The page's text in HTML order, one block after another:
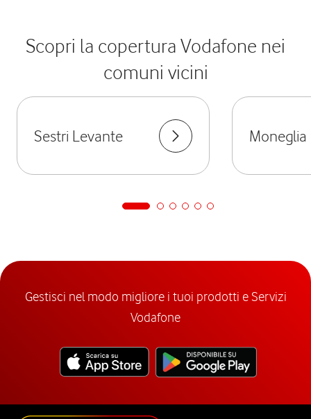
Scopri la copertura Vodafone nei
comuni vicini
Sestri Levante Moneglia
Gestisci nel modo migliore i tuoi prodotti e Servizi
Vodafone